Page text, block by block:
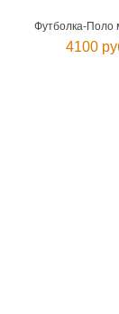
Футболка-Поло
4100